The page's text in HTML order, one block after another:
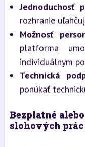
Jednoduchosť
rozhranie
Možnosť
platforma
individuálnym
Technická
ponúkať
Bezplatné
slohových prác